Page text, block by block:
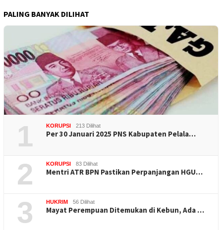
PALING BANYAK DILIHAT
1 KORUPSI 213 Dilihat
Per 30 Januari 2025 PNS Kabupaten Pelala…
2 KORUPSI 83 Dilihat
Mentri ATR BPN Pastikan Perpanjangan HGU…
3 HUKRIM 56 Dilihat
Mayat Perempuan Ditemukan di Kebun, Ada …